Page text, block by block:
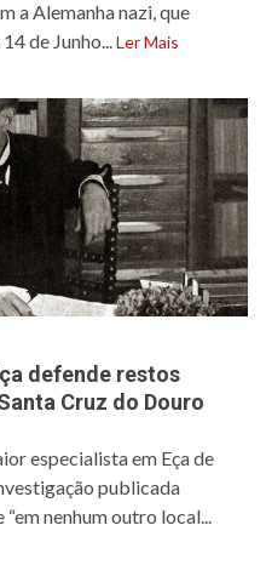
a Alemanha nazi, que
de Junho...Ler Mais
defende restos
Cruz do Douro
especialista em Eça de
publicada
nenhum outro local...